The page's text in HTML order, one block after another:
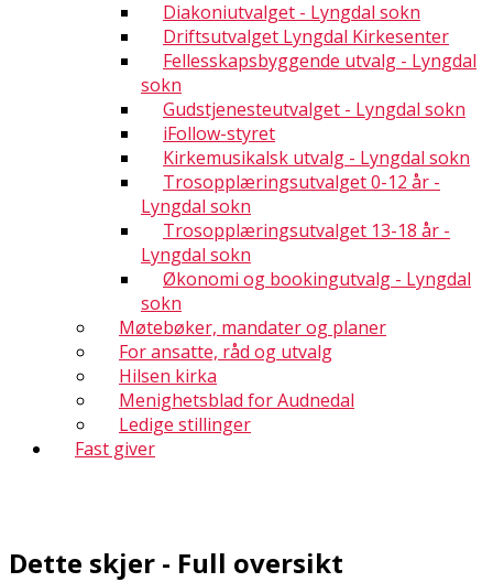
Diakoniutvalget - Lyngdal sokn
Driftsutvalget Lyngdal Kirkesenter
Fellesskapsbyggende utvalg - Lyngdal
sokn
Gudstjenesteutvalget - Lyngdal sokn
iFollow-styret
Kirkemusikalsk utvalg - Lyngdal sokn
Trosopplæringsutvalget 0-12 år -
Lyngdal sokn
Trosopplæringsutvalget 13-18 år -
Lyngdal sokn
Økonomi og bookingutvalg - Lyngdal
sokn
Møtebøker, mandater og planer
For ansatte, råd og utvalg
Hilsen kirka
Menighetsblad for Audnedal
Ledige stillinger
Fast giver
Dette skjer - Full oversikt